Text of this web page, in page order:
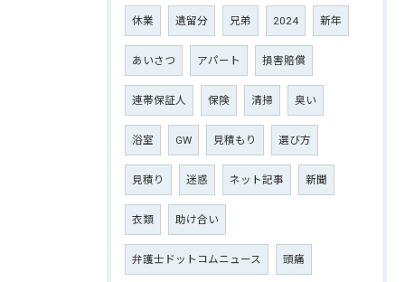
休業 遺留分 兄弟 2024 新年
あいさつ アパート 損害賠償
連帯保証人 保険 清掃 臭い
浴室 GW 見積もり 選び方
見積り 迷惑 ネット記事 新聞
衣類 助け合い
弁護士ドットコムニュース 頭痛